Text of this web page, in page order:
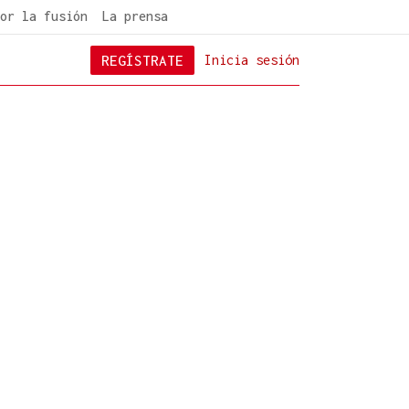
la fusión La prensa
Inicia sesión
REGÍSTRATE